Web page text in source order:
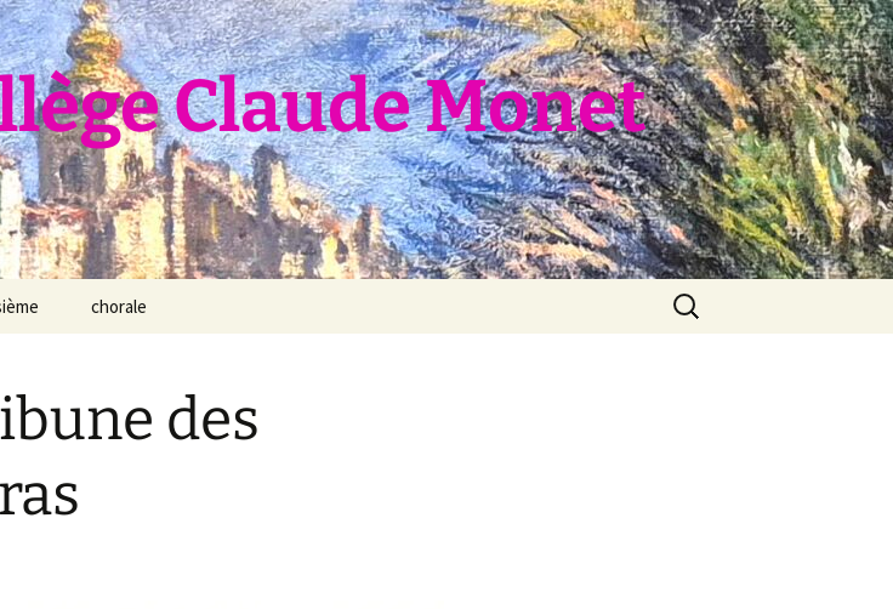
Claude Monet
chorale
Rechercher :
des